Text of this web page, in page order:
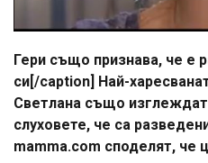
Гери също признава, че е
си[/caption] Най-
Светлана също
слуховете, че са
mamma.com споделят, че